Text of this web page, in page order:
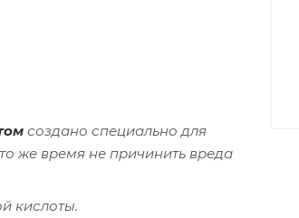
создано специально для
же время не причинить вреда
кислоты.